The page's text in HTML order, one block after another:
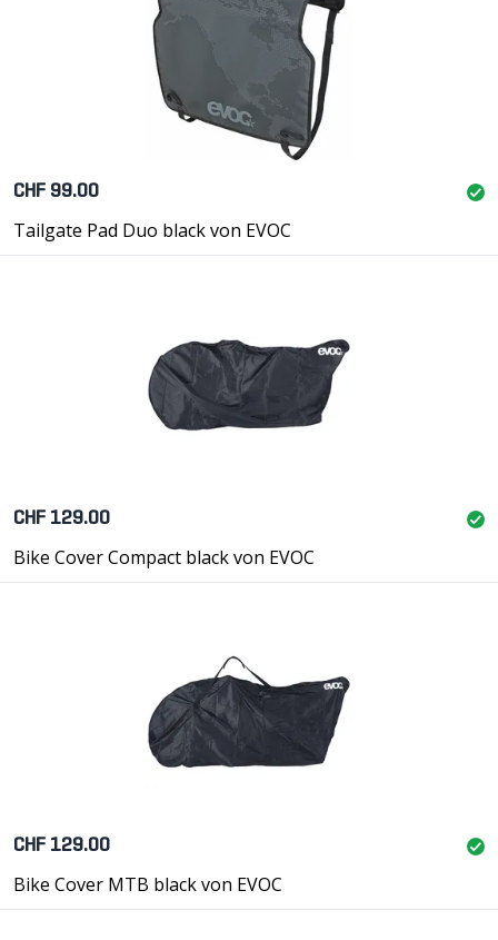
CHF 99.00
Tailgate Pad Duo black von EVOC
CHF 129.00
Bike Cover Compact black von EVOC
CHF 129.00
Bike Cover MTB black von EVOC